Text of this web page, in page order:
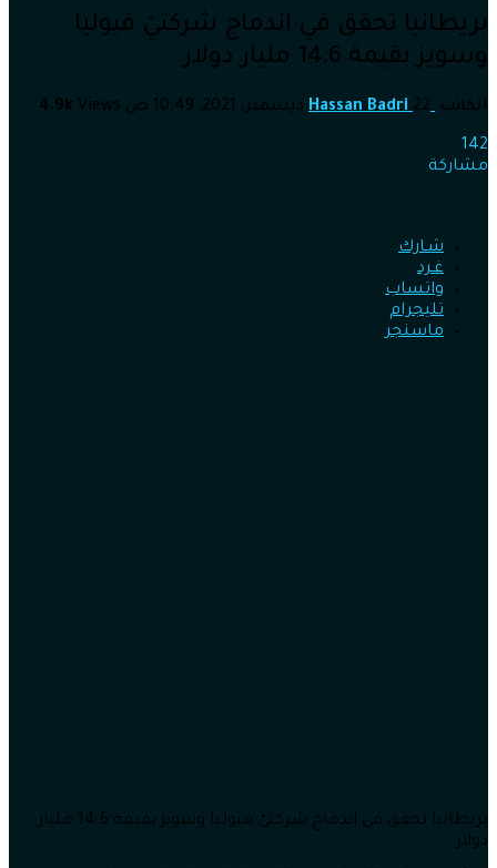
بريطانيا تحقق في اندماج شركتيّ فيوليا
وسويز بقيمة 14.6 مليار دولار
الكاتب Hassan Badri 22 ديسمبر، 2021, 10:49 ص 4.9k Views
142
مشاركة
شـارك
غـرد
واتساب
تليجرام
ماسنجر
بريطانيا تحقق في اندماج شركتيّ فيوليا وسويز بقيمة 14.6 مليار
دولار